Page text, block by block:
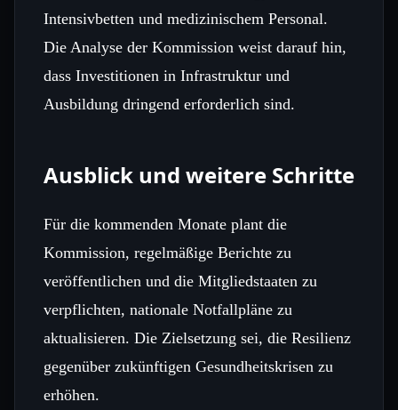
Intensivbetten und medizinischem Personal.
Die Analyse der Kommission weist darauf hin,
dass Investitionen in Infrastruktur und
Ausbildung dringend erforderlich sind.
Ausblick und weitere Schritte
Für die kommenden Monate plant die
Kommission, regelmäßige Berichte zu
veröffentlichen und die Mitgliedstaaten zu
verpflichten, nationale Notfallpläne zu
aktualisieren. Die Zielsetzung sei, die Resilienz
gegenüber zukünftigen Gesundheitskrisen zu
erhöhen.